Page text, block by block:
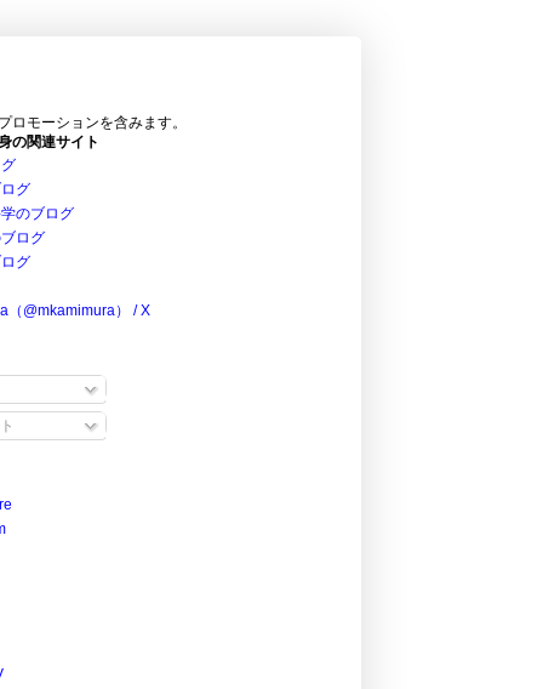
ロモーションを含みます。
の関連サイト
グ
のブログ
ログ
グ
（@mkamimura） / X